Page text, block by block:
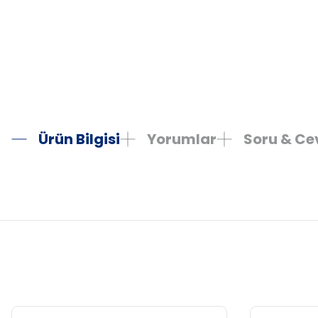
Ürün Bilgisi Yorumlar Soru &